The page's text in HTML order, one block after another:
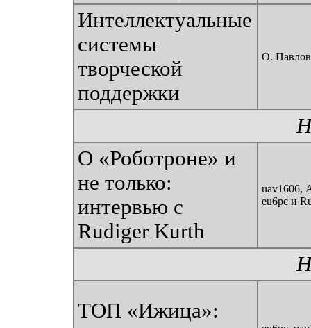
Интеллектуальные
системы
творческой
поддержки
О. Павлов
О «Роботроне» и
не только:
интервью с
Rudiger Kurth
uav1606,
eu6pc и
ТОП «Ижица»: